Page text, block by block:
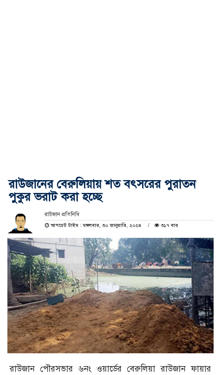
রাউজানের বেরুলিয়ায় শত বৎসরের পুরাতন
পুকুর ভরাট করা হচ্ছে
রাউজান প্রতিনিধি
আপডেট টাইম : মঙ্গলবার, ৩০ জানুয়ারি, ২০২৪
৩১৭ বার
রাউজান পৌরসভার ৬নং ওয়ার্ডের বেরুলিয়া রাউজান ফায়ার